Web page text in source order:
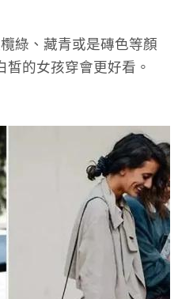
綠、藏青或是磚色等顏
的女孩穿會更好看。